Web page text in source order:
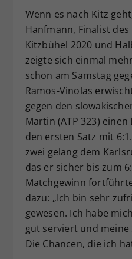
Wenn es nach Kitz
Hanfmann, Finalist
Kitzbühel 2020 und
zeigte sich einmal
schon am Samstag
Ramos-Vinolas
gegen den
Martin (ATP 323)
den ersten Satz mit
zwei gelang dem
das er sicher bis zum
Matchgewinn
dazu: „Ich bin sehr
gewesen. Ich habe
gut serviert und meine
Die Chancen, die ich